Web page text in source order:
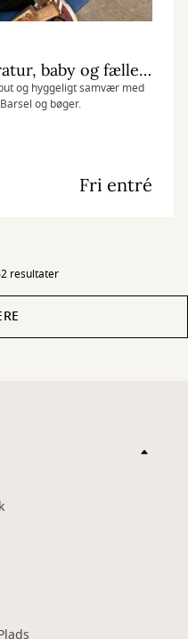
Barsel og bøger – Litteratur, baby og fællesskab
og hyggeligt samvær med
og bøger.
Fri entré
resultater